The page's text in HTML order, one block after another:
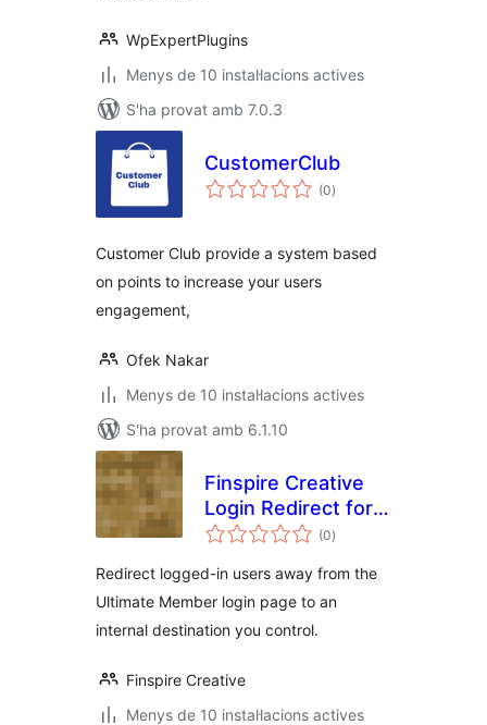
WpExpertPlugins
Menys de 10 instal·lacions actives
S'ha provat amb 7.0.3
CustomerClub
(0puntuacions
totals
)
Customer Club provide a system based
on points to increase your users
engagement,
Ofek Nakar
Menys de 10 instal·lacions actives
S'ha provat amb 6.1.10
Finspire Creative
Login Redirect for
Ultimate Member
(0puntuacions
totals
)
Redirect logged-in users away from the
Ultimate Member login page to an
internal destination you control.
Finspire Creative
Menys de 10 instal·lacions actives